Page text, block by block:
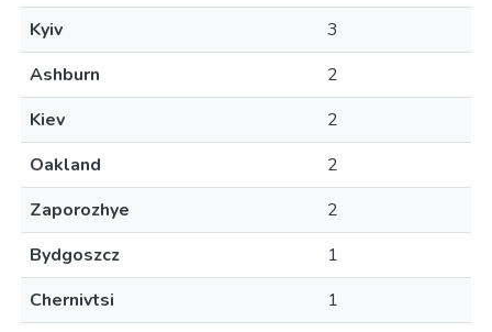
Kyiv
3
Ashburn
2
Kiev
2
Oakland
2
Zaporozhye
2
Bydgoszcz
1
Chernivtsi
1